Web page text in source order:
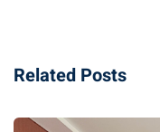
Related Posts